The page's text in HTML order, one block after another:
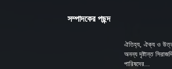
সম্পাদকের পছন্দ
ঐতিহ্য, ঐক্য ও
অনন্য দৃষ্টান্ত
পারিষদের...